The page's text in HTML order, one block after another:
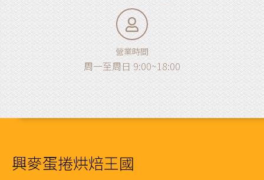
營業時間
周一至周日 9:00~18:00
興麥蛋捲烘焙王國